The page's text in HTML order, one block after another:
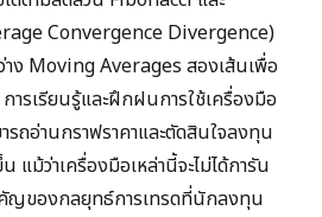
Convergence Divergence)
าง Moving Averages สองเส้นเพื่อ
ารเรียนรู้และฝึกฝนการใช้เครื่องมือ
รถอ่านกราฟราคาและตัดสินใจลงทุน
แม้ว่าเครื่องมือเหล่านี้จะไม่ได้การัน
ญของกลยุทธ์การเทรดที่นักลงทุน